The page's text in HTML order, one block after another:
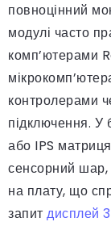
повноцінний
модулі часто
комп’ютерами
контролерами
підключення. У
або IPS
сенсорний шар,
на плату, що
запит дисплей